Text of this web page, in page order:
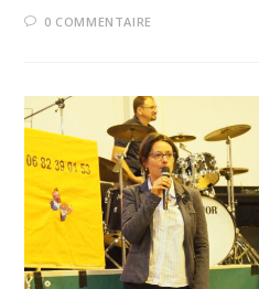
0 COMMENTAIRE